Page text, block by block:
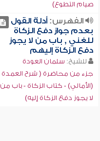
صيام التطوع)
الفهرس:أدلة القول
بعدم جواز دفع الزكاة
للغني , باب من لا يجوز
دفع الزكاة إليهم
للشيخ: سلمان العودة
جزء من محاضرة ( شرح العمدة
(الأمالي) - كتاب الزكاة - باب من
لا يجوز دفع الزكاة إليه)